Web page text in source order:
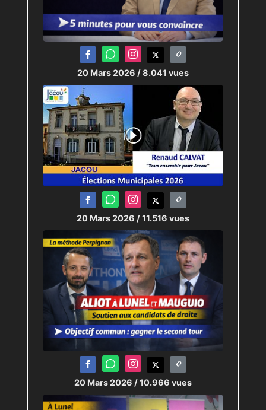
20 Mars 2026 / 8.041 vues
20 Mars 2026 / 11.516 vues
20 Mars 2026 / 10.966 vues